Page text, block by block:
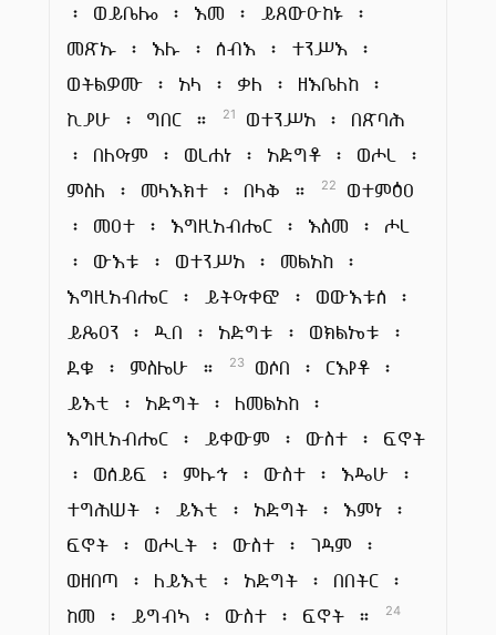
፡ ወይቤሎ ፡ እመ ፡ ይጸውዑከኑ ፡
መጽኡ ፡ እሉ ፡ ሰብእ ፡ ተንሥእ ፡
ወትልዎሙ ፡ አላ ፡ ቃለ ፡ ዘእቤለከ ፡
ኪያሁ ፡ ግበር ።
21
ወተንሥአ ፡ በጽባሕ
፡ በለዓም ፡ ወረሐነ ፡ አድግቶ ፡ ወሖረ ፡
ምስለ ፡ መላእክተ ፡ በላቅ ።
22
ወተምዕዐ
፡ መዐተ ፡ እግዚአብሔር ፡ እስመ ፡ ሖረ
፡ ውእቱ ፡ ወተንሥአ ፡ መልአከ ፡
እግዚአብሔር ፡ ይትዓቀፎ ፡ ወውእቱሰ ፡
ይጼዐን ፡ ዲበ ፡ አድግቱ ፡ ወክልኤቱ ፡
ደቁ ፡ ምስሌሁ ።
23
ወሶበ ፡ ርእየቶ ፡
ይእቲ ፡ አድግት ፡ ለመልአከ ፡
እግዚአብሔር ፡ ይቀውም ፡ ውስተ ፡ ፍኖት
፡ ወሰይፍ ፡ ምሉኅ ፡ ውስተ ፡ እዴሁ ፡
ተግሕሠት ፡ ይእቲ ፡ አድግት ፡ እምነ ፡
ፍኖት ፡ ወሖረት ፡ ውስተ ፡ ገዳም ፡
ወዘበጣ ፡ ለይእቲ ፡ አድግት ፡ በበትር ፡
ከመ ፡ ይግብኣ ፡ ውስተ ፡ ፍኖት ።
24